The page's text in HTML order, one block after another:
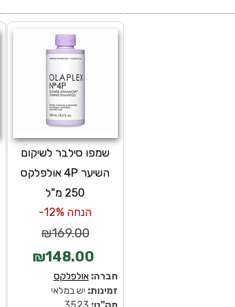
שמפו סילבר לשיקום
השיער 4P אולפלקס
250 מ"ל
הנחה 12%-
₪169.00
₪148.00
חברה:אולפלקס
זמינות: יש במלאי